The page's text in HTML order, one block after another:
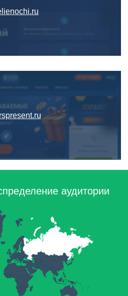
аудитории